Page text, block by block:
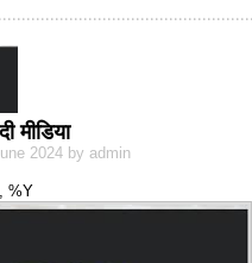
मीडिया
2024 by admin
%Y